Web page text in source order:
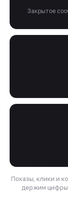
Закрытое
Показы, клики и
держим цифры